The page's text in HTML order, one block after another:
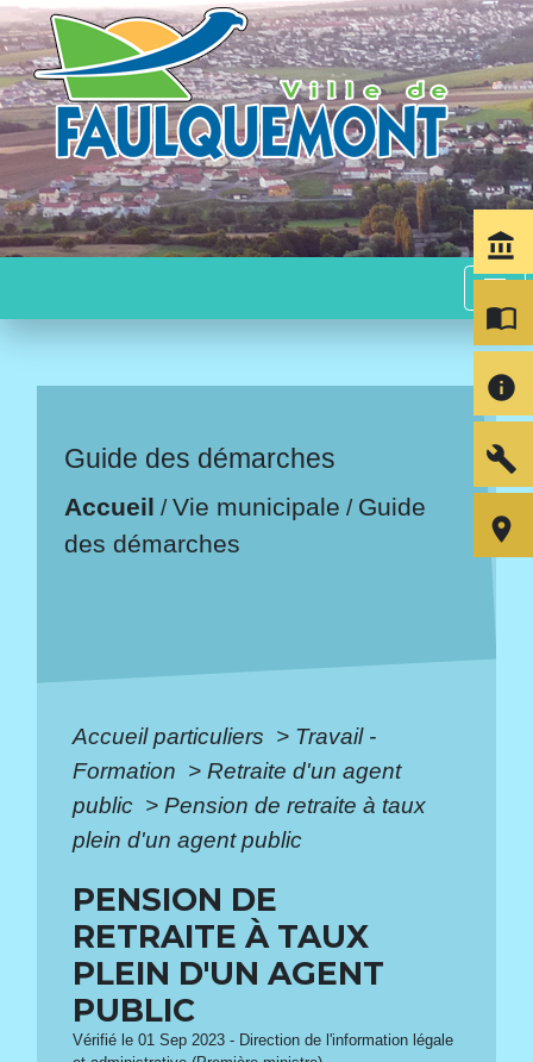
menu
Guide des démarches
Accueil /Vie municipale / Guide
des démarches
Accueil particuliers > Travail -
Formation > Retraite d'un agent
public > Pension de retraite à taux
plein d'un agent public
PENSION DE
RETRAITE À TAUX
PLEIN D'UN AGENT
PUBLIC
Vérifié le 01 Sep 2023 - Direction de l'information légale
account_balance
import_contacts
info
build
room